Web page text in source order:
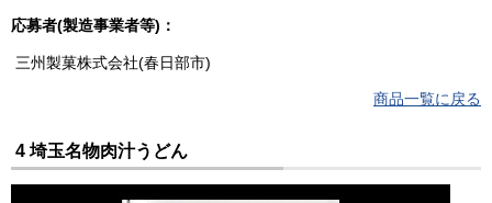
応募者(製造事業者等)：
三州製菓株式会社(春日部市)
商品一覧に戻る
4 埼玉名物肉汁うどん